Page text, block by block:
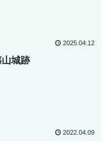
2025.04.12
城跡
2022.04.09